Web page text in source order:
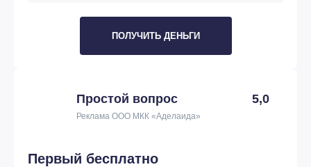
ПОЛУЧИТЬ ДЕНЬГИ
Простой вопрос 5,0
Реклама ООО МКК «Аделаида»
Первый бесплатно